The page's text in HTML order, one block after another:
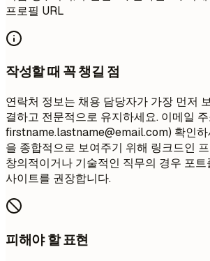
프로필 URL
작성할 때 꼭 챙길 점
연락처 정보는 채용 담당자가 가장 먼저
결하고 전문적으로 유지하세요. 이메일
firstname.lastname@email.com) 확인
을 종합적으로 보여주기 위해 링크드인
창의적이거나 기술적인 직무의 경우 포
사이트를 권장합니다.
피해야 할 표현